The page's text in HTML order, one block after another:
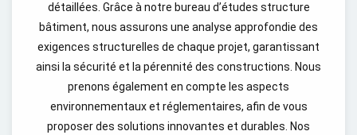
détaillées. Grâce à notre bureau d’études structure
bâtiment, nous assurons une analyse approfondie des
exigences structurelles de chaque projet, garantissant
ainsi la sécurité et la pérennité des constructions. Nous
prenons également en compte les aspects
environnementaux et réglementaires, afin de vous
proposer des solutions innovantes et durables. Nos